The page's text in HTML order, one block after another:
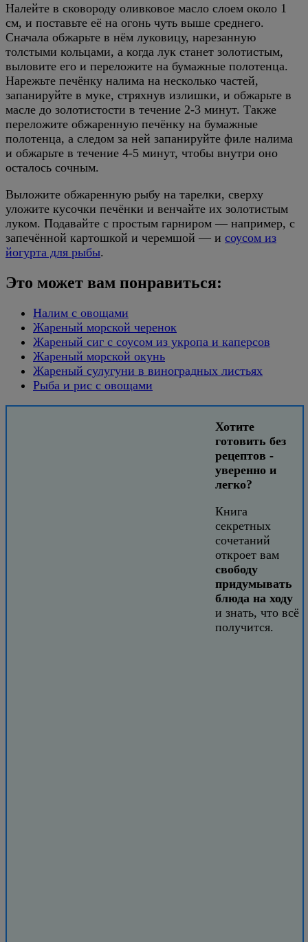
Налейте в сковороду оливковое масло слоем около 1
см, и поставьте её на огонь чуть выше среднего.
Сначала обжарьте в нём луковицу, нарезанную
толстыми кольцами, а когда лук станет золотистым,
выловите его и переложите на бумажные полотенца.
Нарежьте печёнку налима на несколько частей,
запанируйте в муке, стряхнув излишки, и обжарьте в
масле до золотистости в течение 2-3 минут. Также
переложите обжаренную печёнку на бумажные
полотенца, а следом за ней запанируйте филе налима
и обжарьте в течение 4-5 минут, чтобы внутри оно
осталось сочным.
Выложите обжаренную рыбу на тарелки, сверху
уложите кусочки печёнки и венчайте их золотистым
луком. Подавайте с простым гарниром — например, с
запечённой картошкой и черемшой — и соусом из
йогурта для рыбы.
Это может вам понравиться:
Налим с овощами
Жареный морской черенок
Жареный сиг с соусом из укропа и каперсов
Жареный морской окунь
Жареный сулугуни в виноградных листьях
Рыба и рис с овощами
Хотите
готовить без
рецептов -
уверенно и
легко?
Книга
секретных
сочетаний
откроет вам
свободу
придумывать
блюда на ходу
и знать, что всё
получится.